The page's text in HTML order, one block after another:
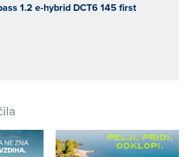
1.2 e-hybrid DCT6 145 first